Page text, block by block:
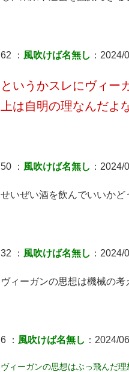
62 ： 風吹けば名無し ：
というかスレにヴィー
上は自明の理なんだよ
50 ： 風吹けば名無し ：
せいぜい酒を飲んでいいかど
32 ： 風吹けば名無し ：
ヴィーガンの思想は機械の
6 ： 風吹けば名無し ：2024/
ヴィーガンの思想はぶっ飛んだ